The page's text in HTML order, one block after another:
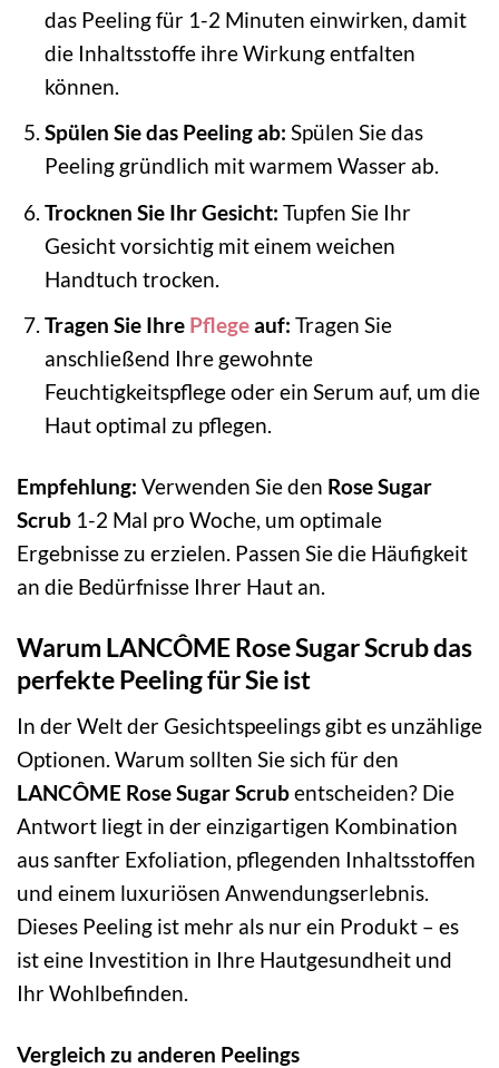
das Peeling für 1-2 Minuten einwirken, damit
die Inhaltsstoffe ihre Wirkung entfalten
können.
Spülen Sie das Peeling ab: Spülen Sie das
Peeling gründlich mit warmem Wasser ab.
Trocknen Sie Ihr Gesicht: Tupfen Sie Ihr
Gesicht vorsichtig mit einem weichen
Handtuch trocken.
Tragen Sie Ihre Pflegeauf: Tragen Sie
anschließend Ihre gewohnte
Feuchtigkeitspflege oder ein Serum auf, um die
Haut optimal zu pflegen.
Empfehlung: Verwenden Sie den Rose Sugar
Scrub 1-2 Mal pro Woche, um optimale
Ergebnisse zu erzielen. Passen Sie die Häufigkeit
an die Bedürfnisse Ihrer Haut an.
Warum LANCÔME Rose Sugar Scrub das
perfekte Peeling für Sie ist
In der Welt der Gesichtspeelings gibt es unzählige
Optionen. Warum sollten Sie sich für den
LANCÔME Rose Sugar Scrubentscheiden? Die
Antwort liegt in der einzigartigen Kombination
aus sanfter Exfoliation, pflegenden Inhaltsstoffen
und einem luxuriösen Anwendungserlebnis.
Dieses Peeling ist mehr als nur ein Produkt – es
ist eine Investition in Ihre Hautgesundheit und
Ihr Wohlbefinden.
Vergleich zu anderen Peelings